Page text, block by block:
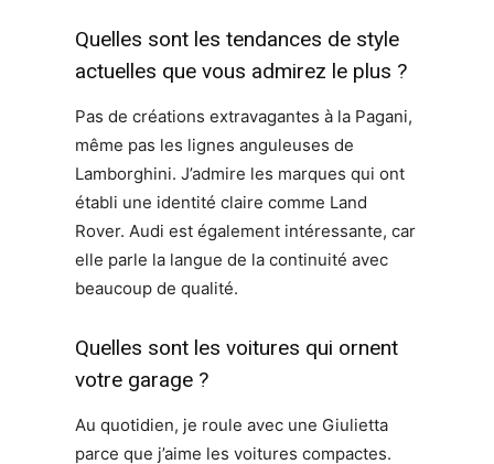
Quelles sont les tendances de style
actuelles que vous admirez le plus ?
Pas de créations extravagantes à la Pagani,
même pas les lignes anguleuses de
Lamborghini. J’admire les marques qui ont
établi une identité claire comme Land
Rover. Audi est également intéressante, car
elle parle la langue de la continuité avec
beaucoup de qualité.
Quelles sont les voitures qui ornent
votre garage ?
Au quotidien, je roule avec une Giulietta
parce que j’aime les voitures compactes.